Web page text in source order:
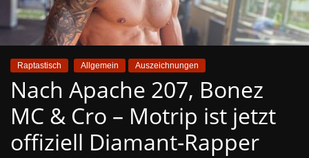
Raptastisch Allgemein Auszeichnungen
Nach Apache 207, Bonez
MC & Cro – Motrip ist jetzt
offiziell Diamant-Rapper